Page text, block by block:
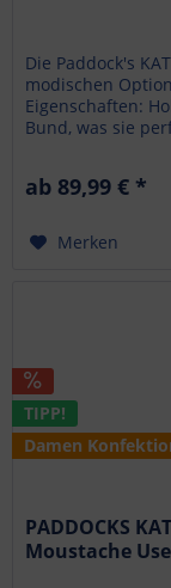
Die Paddock's
modischen
Eigenschaften:
Bund, was sie
ab 89,99 € *
Merken
TIPP!
Damen
PADDOCKS
Moustache